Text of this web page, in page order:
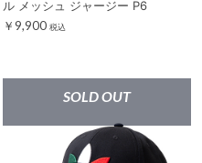
ル メッシュ ジャージー P6
￥9,900 税込
SOLD OUT